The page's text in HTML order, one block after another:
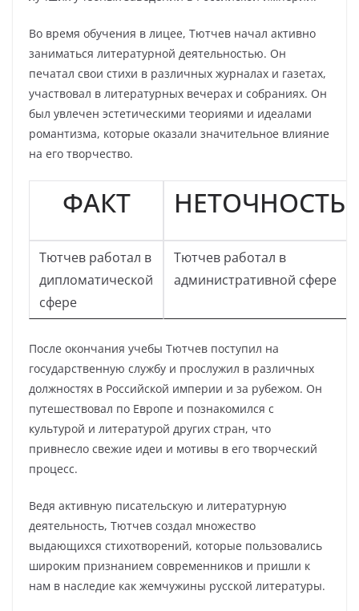
Во время обучения в лицее, Тютчев начал активно
заниматься литературной деятельностью. Он
печатал свои стихи в различных журналах и газетах,
участвовал в литературных вечерах и собраниях. Он
был увлечен эстетическими теориями и идеалами
романтизма, которые оказали значительное влияние
на его творчество.
ФАКТ НЕТОЧНОСТЬ
Тютчев работал в
дипломатической
сфере
Тютчев работал в
административной сфере
После окончания учебы Тютчев поступил на
государственную службу и прослужил в различных
должностях в Российской империи и за рубежом. Он
путешествовал по Европе и познакомился с
культурой и литературой других стран, что
привнесло свежие идеи и мотивы в его творческий
процесс.
Ведя активную писательскую и литературную
деятельность, Тютчев создал множество
выдающихся стихотворений, которые пользовались
широким признанием современников и пришли к
нам в наследие как жемчужины русской литературы.